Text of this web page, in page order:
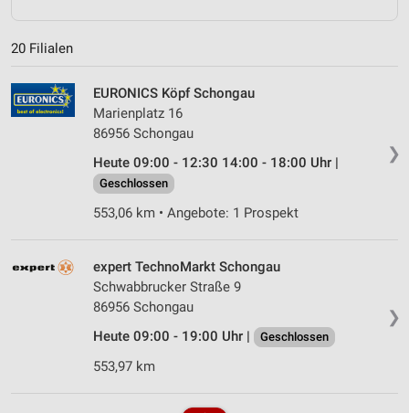
20 Filialen
❯
EURONICS Köpf Schongau
Marienplatz 16
86956 Schongau
Heute 09:00 - 12:30 14:00 - 18:00 Uhr |
Geschlossen
553,06 km • Angebote: 1 Prospekt
❯
expert TechnoMarkt Schongau
Schwabbrucker Straße 9
86956 Schongau
Heute 09:00 - 19:00 Uhr |
Geschlossen
553,97 km